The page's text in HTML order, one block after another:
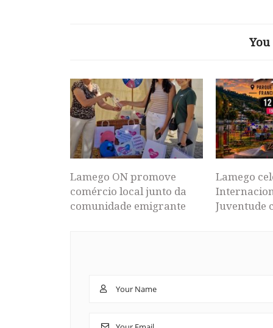
Lamego ON promove
comércio local junto da
comunidade emigrante
Lamego
Juventude